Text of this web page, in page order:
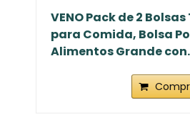
VENO Pack de 2
para Comida, Bolsa
Alimentos Grande